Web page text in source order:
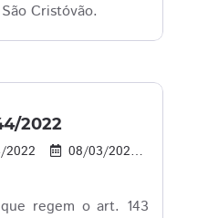
Cristóvão.
2022
2022 08/03/2022
regem o art. 143